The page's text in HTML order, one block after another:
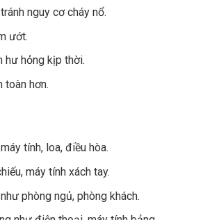
nguy cơ cháy nổ.
ướt.
hư hỏng kịp thời.
toàn hơn.
tính, loa, điều hòa.
máy tính xách tay.
phòng ngủ, phòng khách.